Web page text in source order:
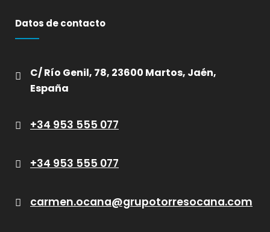
Datos de contacto
C/ Río Genil, 78, 23600 Martos, Jaén,
España
+34 953 555 077
+34 953 555 077
carmen.ocana@grupotorresocana.com